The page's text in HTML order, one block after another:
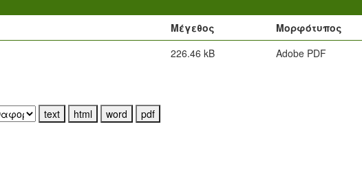
Μέγεθος
Μορφότυπος
226.46 kB Adobe PDF